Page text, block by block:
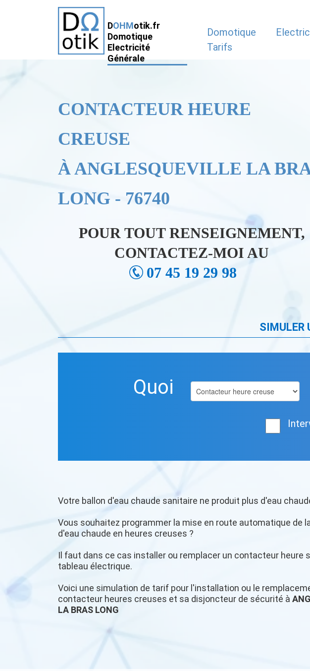
DOHMotik.fr
Domotique
Electricité
Générale
Domotique
Tarifs
CONTACTEUR HEURE
CREUSE
À ANGLESQUEVILLE LA
LONG - 76740
POUR TOUT RENSEIGNEMENT,
CONTACTEZ-MOI AU
07 45 19 29 98
SIMULER
Quoi
Votre ballon d'eau chaude sanitaire ne produit plus d'eau
Vous souhaitez programmer la mise en route automatique de
d'eau chaude en heures creuses ?
Il faut dans ce cas installer ou remplacer un contacteur heure
tableau électrique.
Voici une simulation de tarif pour l'installation ou le
contacteur heures creuses et sa disjoncteur de sécurité à
LA BRAS LONG